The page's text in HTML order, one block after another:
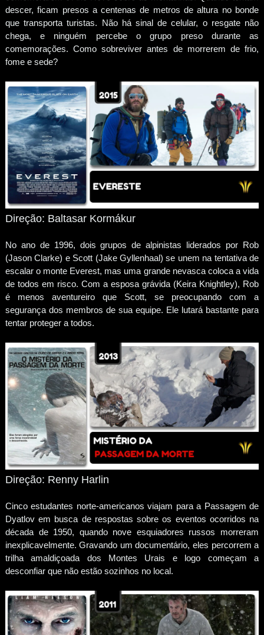
descer, ficam presos a centenas de metros de altura no bonde
que transporta turistas. Não há sinal de celular, o resgate não
chega, e ninguém percebe o grupo preso durante as
comemorações. Como sobreviver antes de morrerem de frio,
fome e sede?
Direção: Baltasar Kormákur
No ano de 1996, dois grupos de alpinistas liderados por Rob
(Jason Clarke) e Scott (Jake Gyllenhaal) se unem na tentativa de
escalar o monte Everest, mas uma grande nevasca coloca a vida
de todos em risco. Com a esposa grávida (Keira Knightley), Rob
é menos aventureiro que Scott, se preocupando com a
segurança dos membros de sua equipe. Ele lutará bastante para
tentar proteger a todos.
Direção: Renny Harlin
Cinco estudantes norte-americanos viajam para a Passagem de
Dyatlov em busca de respostas sobre os eventos ocorridos na
década de 1950, quando nove esquiadores russos morreram
inexplicavelmente. Gravando um documentário, eles percorrem a
trilha amaldiçoada dos Montes Urais e logo começam a
desconfiar que não estão sozinhos no local.